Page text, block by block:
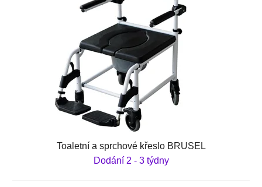
Toaletní a sprchové křeslo BRUSEL
Dodání 2 - 3 týdny